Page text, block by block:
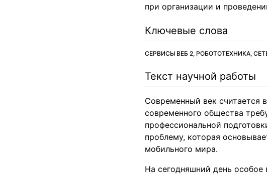
при организации и
Ключевые слова
СЕРВИСЫ ВЕБ 2, РОБОТОТЕХНИКА,
Текст научной работы
Современный век считается
современного общества
профессиональной
проблему, которая
мобильного мира.
На сегодняшний день особое